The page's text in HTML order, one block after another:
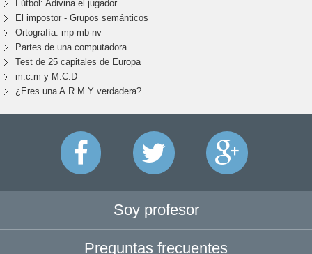
Fútbol: Adivina el jugador
El impostor - Grupos semánticos
Ortografía: mp-mb-nv
Partes de una computadora
Test de 25 capitales de Europa
m.c.m y M.C.D
¿Eres una A.R.M.Y verdadera?
Soy profesor
Preguntas frecuentes